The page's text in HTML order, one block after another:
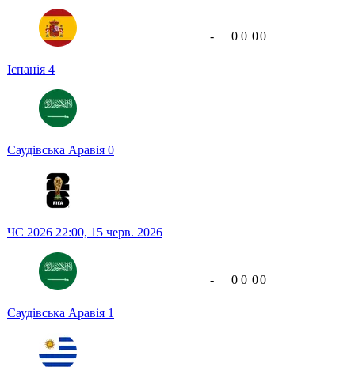
Іспанія 4
Саудівська Аравія 0
- 0 0 00
ЧС 2026 22:00, 15 черв. 2026
Саудівська Аравія 1
- 0 0 00